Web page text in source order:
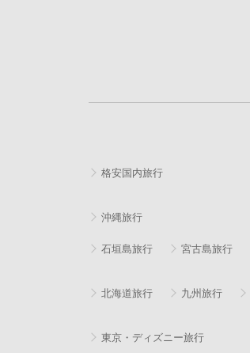
格安国内旅行
沖縄旅行
石垣島旅行 宮古島旅行
北海道旅行 九州旅行
東京・ディズニー旅行